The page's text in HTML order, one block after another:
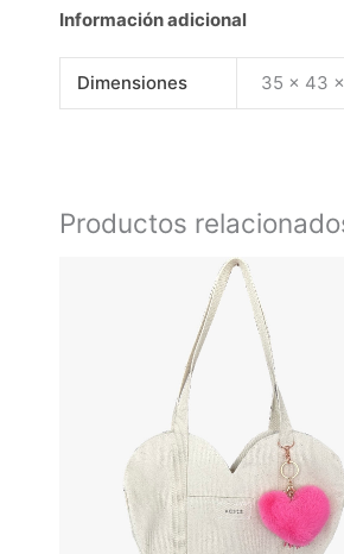
Información adicional
Dimensiones 35 × 43
Productos